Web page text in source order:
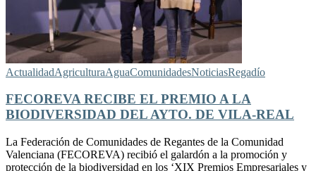
ActualidadAgriculturaAguaComunidadesNoticiasRegadío
FECOREVA RECIBE EL PREMIO A LA
BIODIVERSIDAD DEL AYTO. DE VILA-REAL
La Federación de Comunidades de Regantes de la Comunidad
Valenciana (FECOREVA) recibió el galardón a la promoción y
protección de la biodiversidad en los ‘XIX Premios Empresariales y